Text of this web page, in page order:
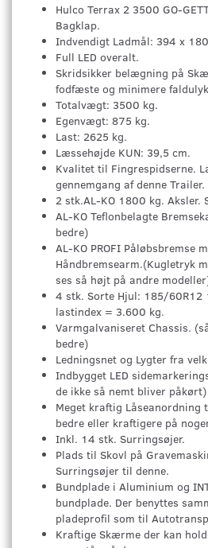
Hulco Terrax 2 3500 GO-
Bagklap.
Indvendigt Ladmål: 394 x
Full LED overalt.
Skridsikker belægning på
fodfæste og minimere
Totalvægt: 3500 kg.
Egenvægt: 875 kg.
Last: 2625 kg.
Læssehøjde KUN: 39,5 cm.
Kvalitet til Fingrespidserne.
gennemgang af denne Trailer.
2 stk.AL-KO 1800 kg. Aksler.
AL-KO Teflonbelagte
bedre)
AL-KO PROFI Påløbsbremse
Håndbremsearm.(Kugletryk
ses så højt på andre
4 stk. Sorte Hjul: 185/
lastindex = 3.600 kg.
Varmgalvaniseret Chassis.
bedre)
Ledningsnet og Lygter fra
Indbygget LED
de ikke så nemt bliver påkørt)
Meget kraftig Låseanordning
bedre eller kraftigere på
Inkl. 14 stk. Surringsøjer.
Plads til Skovl på
Surringsøjer til denne.
Bundplade i Aluminium og
bundplade. Der benyttes
pladeprofil som til
Kraftige Skærme der kan